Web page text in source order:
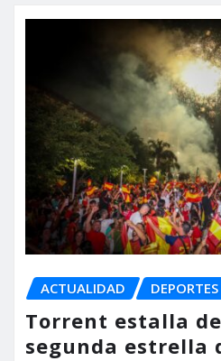
ACTUALIDAD DEPORTES
Torrent estalla
segunda estrella